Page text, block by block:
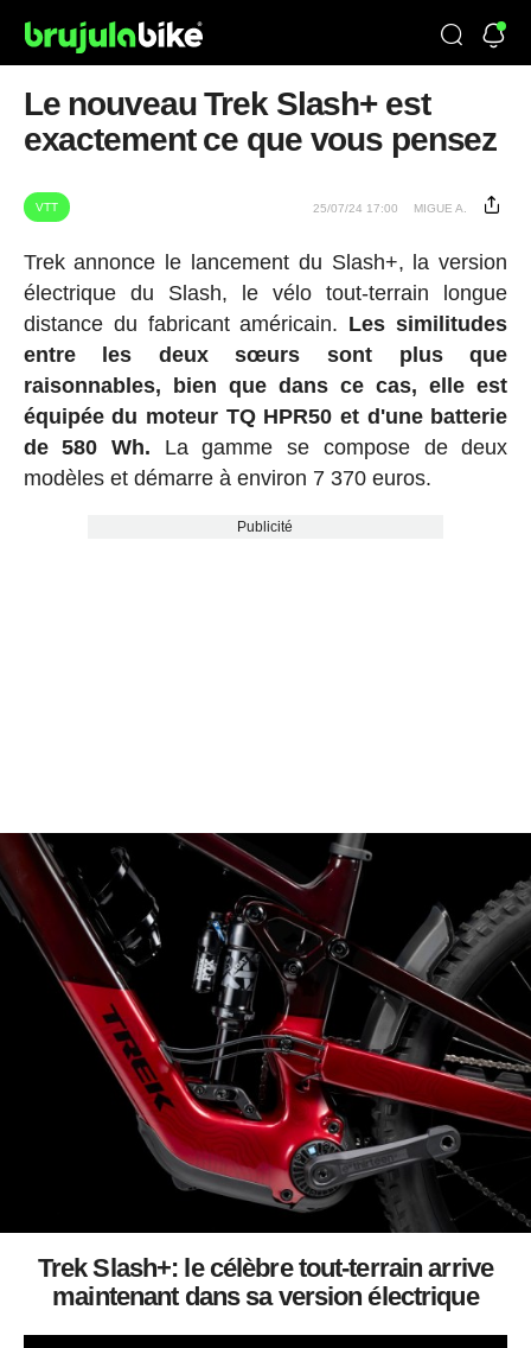
Le nouveau Trek Slash+ est
exactement ce que vous pensez
VTT 25/07/24 17:00 MIGUE A.
Trek annonce le lancement du Slash+, la version
électrique du Slash, le vélo tout-terrain longue
distance du fabricant américain. Les similitudes
entre les deux sœurs sont plus que
raisonnables, bien que dans ce cas, elle est
équipée du moteur TQ HPR50 et d'une batterie
de 580 Wh. La gamme se compose de deux
modèles et démarre à environ 7 370 euros.
Publicité
Trek Slash+: le célèbre tout-terrain arrive
maintenant dans sa version électrique